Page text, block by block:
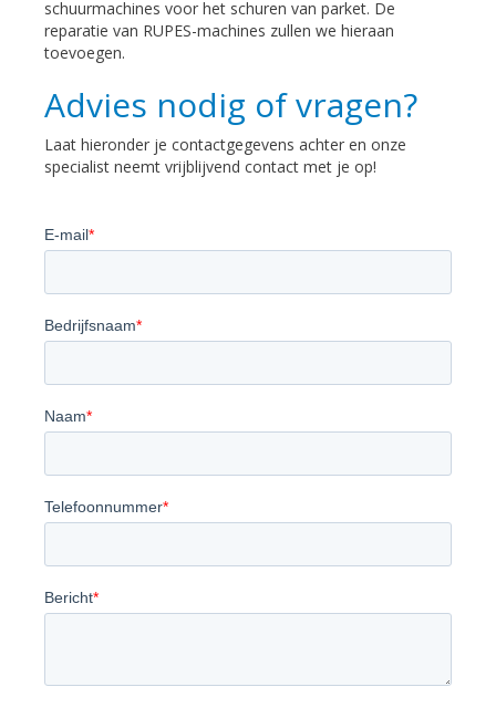
schuurmachines voor het schuren van parket. De
reparatie van RUPES-machines zullen we hieraan
toevoegen.
Advies nodig of vragen?
Laat hieronder je contactgegevens achter en onze
specialist neemt vrijblijvend contact met je op!